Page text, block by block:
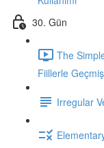
30. Gün
The
Fiillerle
Irregular